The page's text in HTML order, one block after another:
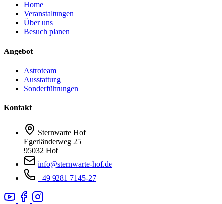
Home
Veranstaltungen
Über uns
Besuch planen
Angebot
Astroteam
Ausstattung
Sonderführungen
Kontakt
Sternwarte Hof
Egerländerweg 25
95032 Hof
info@sternwarte-hof.de
+49 9281 7145-27